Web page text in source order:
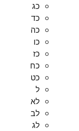
כג
כד
כה
כו
כז
כח
כט
ל
לא
לב
לג